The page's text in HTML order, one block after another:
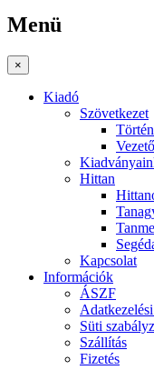
Menü
×
Kiadó
Szövetkezet
Hittan
Kapcsolat
Információk
ÁSZF
Süti
Szállítás
Fizetés